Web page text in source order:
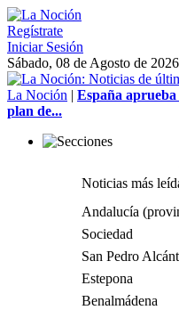
Regístrate
Iniciar Sesión
Sábado, 08 de Agosto de
La Noción | España
plan de...
Noticias más
Andalucía
Sociedad
San Pedro
Estepona
Benalmádena